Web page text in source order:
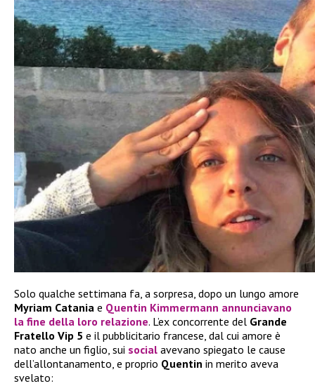
Solo qualche settimana fa, a sorpresa, dopo un lungo amore
Myriam Catania e Quentin Kimmermann annunciavano
la fine della loro relazione. L’ex concorrente del Grande
Fratello Vip 5 e il pubblicitario francese, dal cui amore è
nato anche un figlio, sui social avevano spiegato le cause
dell’allontanamento, e proprio Quentin in merito aveva
svelato: